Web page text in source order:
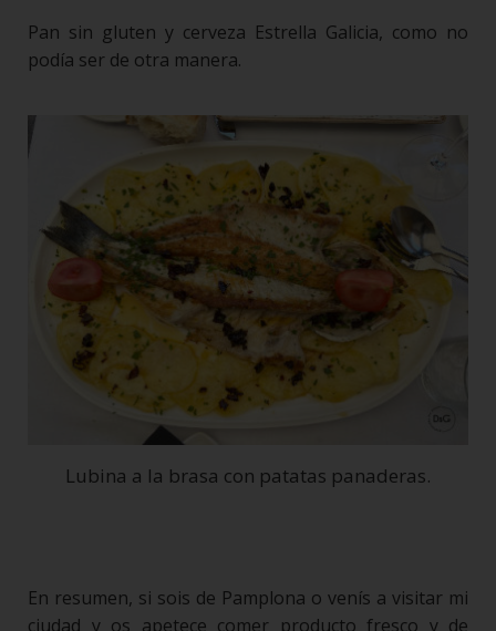
Pan sin gluten y cerveza Estrella Galicia, como no
podía ser de otra manera.
Lubina a la brasa con patatas panaderas.
En resumen, si sois de Pamplona o venís a visitar mi
ciudad y os apetece comer producto fresco y de